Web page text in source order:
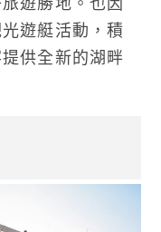
遊艇活動，積
供全新的湖畔